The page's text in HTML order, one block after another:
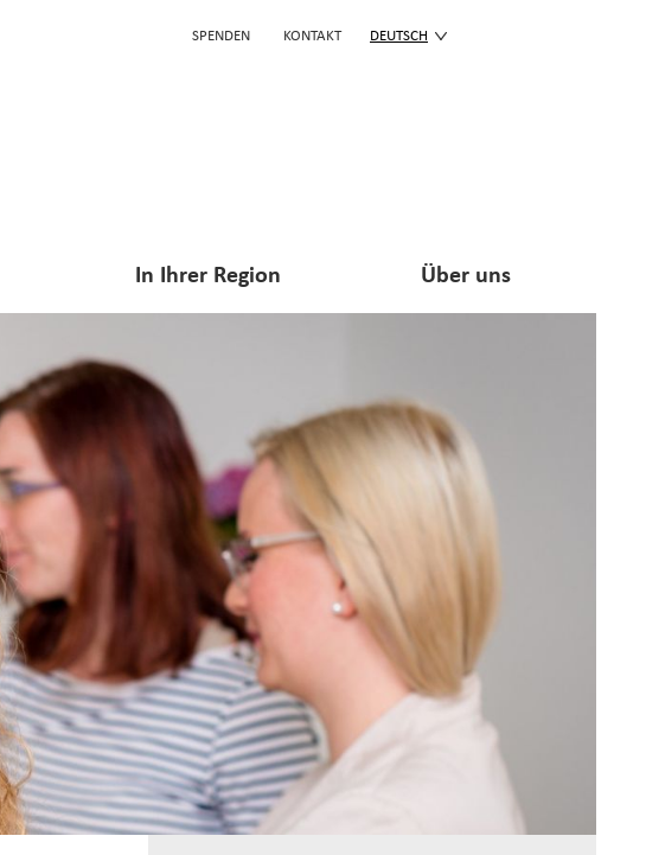
SPENDEN KONTAKT DEUTSCH
In Ihrer Region Über uns